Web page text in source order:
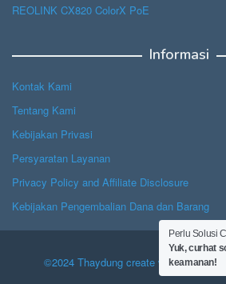
REOLINK CX820 ColorX PoE
Informasi
Kontak Kami
Tentang Kami
Kebijakan Privasi
Persyaratan Layanan
Privacy Policy and Affiliate Disclosure
Kebijakan Pengembalian Dana dan Barang
©2024 Thaydung create with Hope,
Perlu Solusi
Yuk, curhat
keamanan!